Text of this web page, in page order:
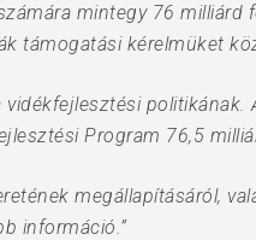
mintegy 76 milliárd
támogatási kérelmüket
Program 76,5
megállapításáról,
információ.”